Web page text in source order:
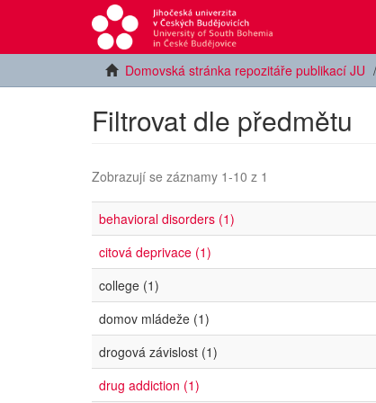
Domovská stránka repozitáře publikací JU
Filtrovat dle předmětu
Zobrazují se záznamy 1-10 z 1
behavioral disorders (1)
citová deprivace (1)
college (1)
domov mládeže (1)
drogová závislost (1)
drug addiction (1)